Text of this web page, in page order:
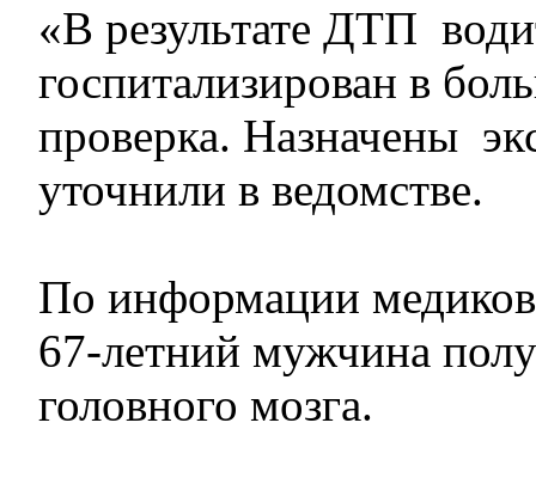
«В результате ДТП
госпитализирован в
проверка. Назначены
уточнили в ведомстве.
По информации
67-летний мужчина
головного мозга.